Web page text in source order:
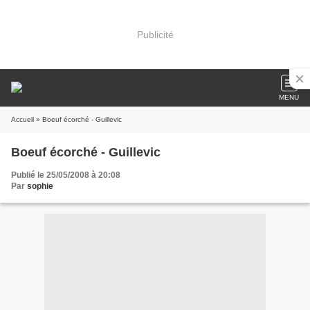
Publicité
MENU
Accueil » Boeuf écorché - Guillevic
Boeuf écorché - Guillevic
Publié le 25/05/2008 à 20:08
Par sophie